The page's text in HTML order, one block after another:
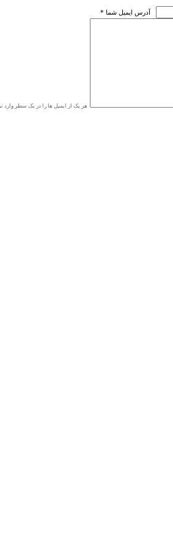
* آدرس ايميل شما
هر یک از ایمیل ها را در یک سطر وارد نمایید،